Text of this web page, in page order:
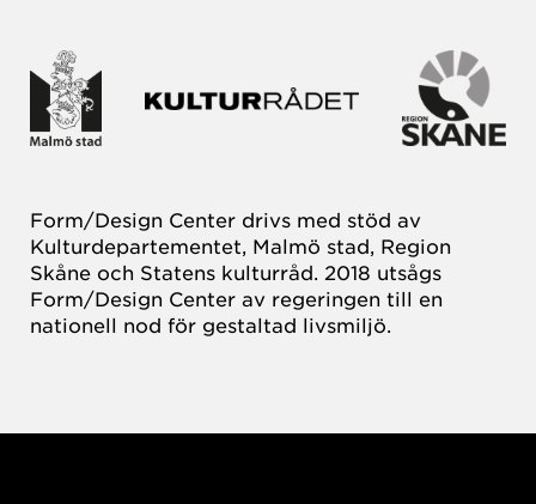
Form/Design Center drivs med stöd av
Kulturdepartementet, Malmö stad, Region
Skåne och Statens kulturråd. 2018 utsågs
Form/Design Center av regeringen till en
nationell nod för gestaltad livsmiljö.